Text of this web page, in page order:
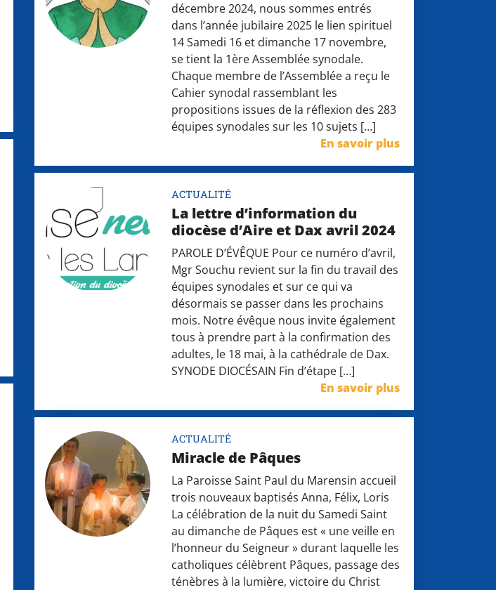
décembre 2024, nous sommes entrés
dans l’année jubilaire 2025 le lien spirituel
14 Samedi 16 et dimanche 17 novembre,
se tient la 1ère Assemblée synodale.
Chaque membre de l’Assemblée a reçu le
Cahier synodal rassemblant les
propositions issues de la réflexion des 283
équipes synodales sur les 10 sujets […]
En savoir plus
ACTUALITÉ
La lettre d’information du
diocèse d’Aire et Dax avril 2024
PAROLE D’ÉVÊQUE Pour ce numéro d’avril,
Mgr Souchu revient sur la fin du travail des
équipes synodales et sur ce qui va
désormais se passer dans les prochains
mois. Notre évêque nous invite également
tous à prendre part à la confirmation des
adultes, le 18 mai, à la cathédrale de Dax.
SYNODE DIOCÉSAIN Fin d’étape […]
En savoir plus
ACTUALITÉ
Miracle de Pâques
La Paroisse Saint Paul du Marensin accueil
trois nouveaux baptisés Anna, Félix, Loris
La célébration de la nuit du Samedi Saint
au dimanche de Pâques est « une veille en
l’honneur du Seigneur » durant laquelle les
catholiques célèbrent Pâques, passage des
ténèbres à la lumière, victoire du Christ